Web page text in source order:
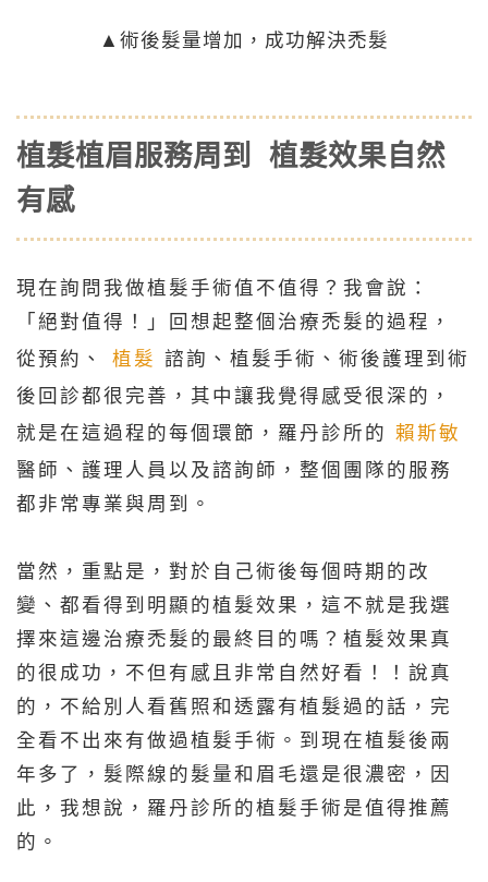
▲術後髮量增加，成功解決禿髮
植髮植眉服務周到 植髮效果自然
有感
現在詢問我做植髮手術值不值得？我會說：
「絕對值得！」回想起整個治療禿髮的過程，
從預約、
植髮 諮詢、植髮手術、術後護理到術
後回診都很完善，其中讓我覺得感受很深的，
就是在這過程的每個環節，羅丹診所的 賴斯敏
醫師、護理人員以及諮詢師，整個團隊的服務
都非常專業與周到。
當然，重點是，對於自己術後每個時期的改
變、都看得到明顯的植髮效果，這不就是我選
擇來這邊治療禿髮的最終目的嗎？植髮效果真
的很成功，不但有感且非常自然好看！！說真
的，不給別人看舊照和透露有植髮過的話，完
全看不出來有做過植髮手術。到現在植髮後兩
年多了，髮際線的髮量和眉毛還是很濃密，因
此，我想說，羅丹診所的植髮手術是值得推薦
的。